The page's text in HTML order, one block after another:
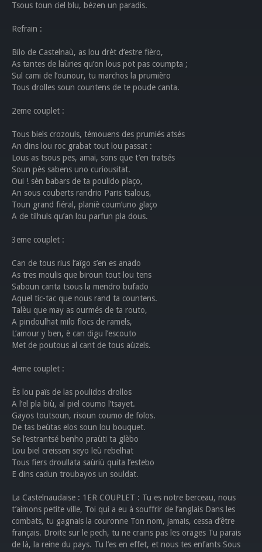
Tsous toun ciel blu, bézen un paradis.
Refrain :
Bilo de Castelnaù, as lou drèt d’estre fièro,
As tantes de laùries qu’on lous pot pas coumpta ;
Sul cami de l’ounour, tu marchos la prumièro
Tous drolles soun countens de te poude canta.
2eme couplet :
Tous biels crozouls, témouens des prumiés atsés
An dins lou roc grabat tout lou passat :
Lous as tsous pes, amaï, sons que t’en tratsés
Soun pès sabens uno curiousitat.
Oui ! sèn babars de ta poulido plaço,
An sous couberts randrio Paris tsalous,
Toun grand fiéral, planiè coum’uno glaço
A de tilhuls qu’an lou parfun pla dous.
3eme couplet :
Can de tous rius l’aïgo s’en es anado
As tres moulis que biroun tout lou tens
Saboun canta tsous la mendro bufado
Aquel tic-tac que nous rand ta countens.
Talèu que may as ourmés de ta routo,
A pindoulhat milo flocs de ramels,
L’amour y ben, è can digu l’escouto
Met de poutous al cant de tous aùzels.
4eme couplet :
Ès lou païs de las poulidos drollos
A l’el pla biù, al piel coumo l’tsayet.
Gayos toutsoun, risoun coumo de folos.
De tas beùtas elos soun lou bouquet.
Se l’estrantsé benho praùti ta glèbo
Lou biel creissen seyo leù rebelhat
Tous fiers droullata saùriù quita l’estebo
E dins cadun troubayos un souldat.
La Castelnaudaise : 1ER COUPLET : Tu es notre berceau, nous
t’aimons petite ville, Toi qui a eu à souffrir de l’anglais Dans les
combats, tu gagnais la couronne Ton nom, jamais, cessa d’être
français. Droite sur le pech, tu ne crains pas les orages Tu parais
de là, la reine du pays. Tu l’es en effet, et nous tes enfants Sous